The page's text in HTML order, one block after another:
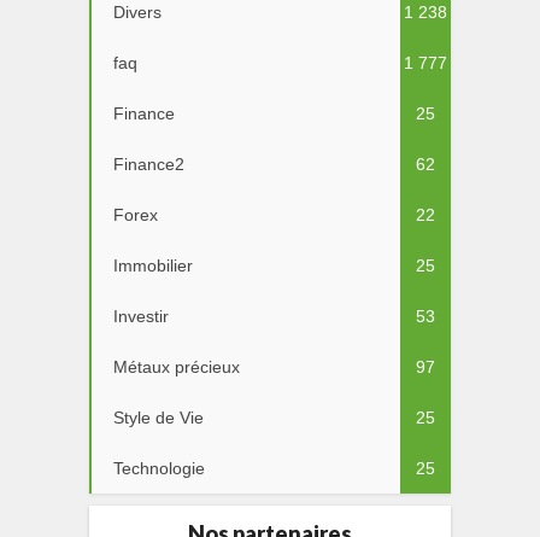
Divers 1 238
faq 1 777
Finance 25
Finance2 62
Forex 22
Immobilier 25
Investir 53
Métaux précieux 97
Style de Vie 25
Technologie 25